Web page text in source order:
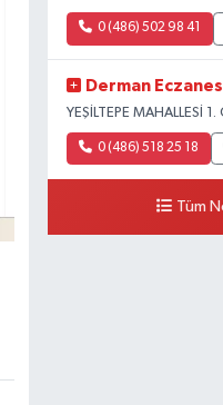
0 (486) 502 98 41
Derman
YEŞİLTEPE
0 (486) 518 25 18
Tüm